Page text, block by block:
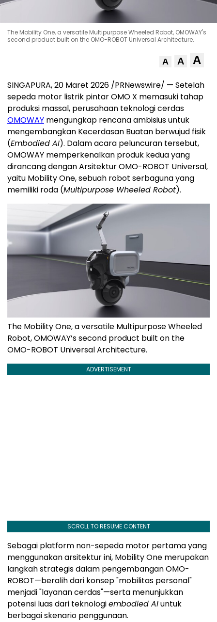
The Mobility One, a versatile Multipurpose Wheeled Robot, OMOWAY's
second product built on the OMO-ROBOT Universal Architecture.
A A A
SINGAPURA, 20 Maret 2026 /PRNewswire/ — Setelah
sepeda motor listrik pintar OMO X memasuki tahap
produksi massal, perusahaan teknologi cerdas
OMOWAY mengungkap rencana ambisius untuk
mengembangkan Kecerdasan Buatan berwujud fisik
(Embodied AI). Dalam acara peluncuran tersebut,
OMOWAY memperkenalkan produk kedua yang
dirancang dengan Arsitektur OMO-ROBOT Universal,
yaitu Mobility One, sebuah robot serbaguna yang
memiliki roda (Multipurpose Wheeled Robot).
The Mobility One, a versatile Multipurpose Wheeled
Robot, OMOWAY’s second product built on the
OMO-ROBOT Universal Architecture.
ADVERTISEMENT
SCROLL TO RESUME CONTENT
Sebagai platform non-sepeda motor pertama yang
menggunakan arsitektur ini, Mobility One merupakan
langkah strategis dalam pengembangan OMO-
ROBOT—beralih dari konsep "mobilitas personal"
menjadi "layanan cerdas"—serta menunjukkan
potensi luas dari teknologiembodied AIuntuk
berbagai skenario penggunaan.